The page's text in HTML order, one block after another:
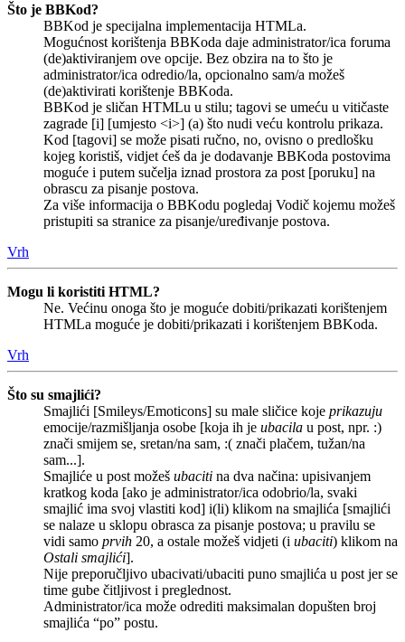
Što je BBKod?
BBKod je specijalna implementacija HTMLa.
Mogućnost korištenja BBKoda daje administrator/ica foruma
(de)aktiviranjem ove opcije. Bez obzira na to što je
administrator/ica odredio/la, opcionalno sam/a možeš
(de)aktivirati korištenje BBKoda.
BBKod je sličan HTMLu u stilu; tagovi se umeću u vitičaste
zagrade [i] [umjesto <i>] (a) što nudi veću kontrolu prikaza.
Kod [tagovi] se može pisati ručno, no, ovisno o predlošku
kojeg koristiš, vidjet ćeš da je dodavanje BBKoda postovima
moguće i putem sučelja iznad prostora za post [poruku] na
obrascu za pisanje postova.
Za više informacija o BBKodu pogledaj Vodič kojemu možeš
pristupiti sa stranice za pisanje/uređivanje postova.
Vrh
Mogu li koristiti HTML?
Ne. Većinu onoga što je moguće dobiti/prikazati korištenjem
HTMLa moguće je dobiti/prikazati i korištenjem BBKoda.
Vrh
Što su smajlići?
Smajlići [Smileys/Emoticons] su male sličice koje prikazuju
emocije/razmišljanja osobe [koja ih je ubacila u post, npr. :)
znači smijem se, sretan/na sam, :( znači plačem, tužan/na
sam...].
Smajliće u post možeš ubaciti na dva načina: upisivanjem
kratkog koda [ako je administrator/ica odobrio/la, svaki
smajlić ima svoj vlastiti kod] i(li) klikom na smajlića [smajlići
se nalaze u sklopu obrasca za pisanje postova; u pravilu se
vidi samo prvih 20, a ostale možeš vidjeti (i ubaciti) klikom na
Ostali smajlići].
Nije preporučljivo ubacivati/ubaciti puno smajlića u post jer se
time gube čitljivost i preglednost.
Administrator/ica može odrediti maksimalan dopušten broj
smajlića “po” postu.